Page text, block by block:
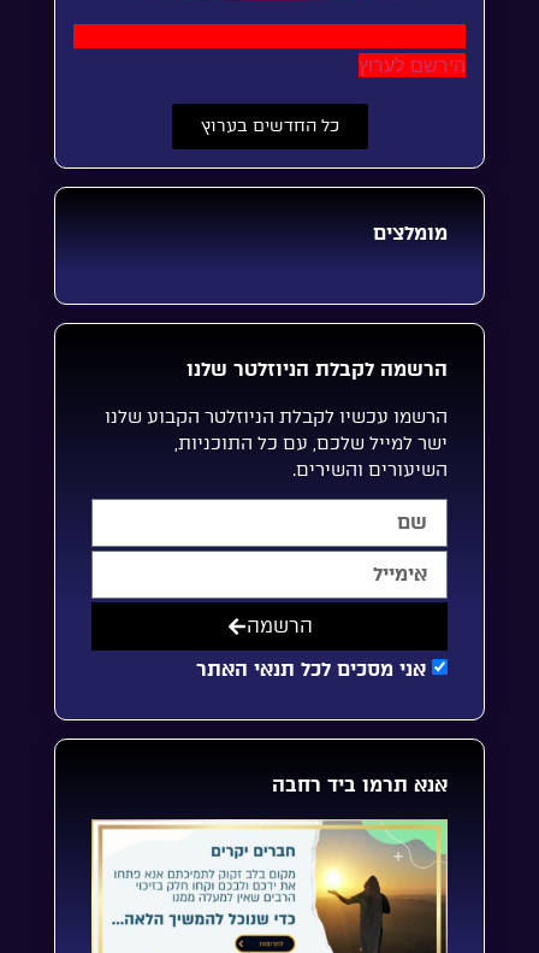
הירשם לערוץ
כל החדשים בערוץ
מומלצים
הרשמה לקבלת הניוזלטר שלנו
הרשמו עכשיו לקבלת הניוזלטר הקבוע שלנו
ישר למייל שלכם, עם כל התוכניות,
השיעורים והשירים.
אני מסכים לכל תנאי האתר
הרשמה
אנא תרמו ביד רחבה